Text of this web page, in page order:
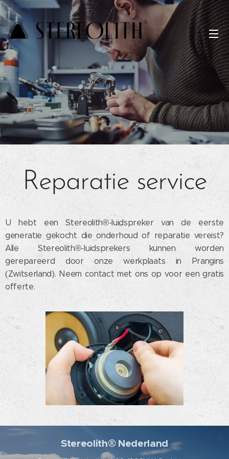
Reparatie service
U hebt een Stereolith®-luidspreker van de eerste
generatie gekocht die onderhoud of reparatie vereist?
Alle Stereolith®-luidsprekers kunnen worden
gerepareerd door onze werkplaats in Prangins
(Zwitserland). Neem contact met ons op voor een gratis
offerte.
Stereolith® Nederland